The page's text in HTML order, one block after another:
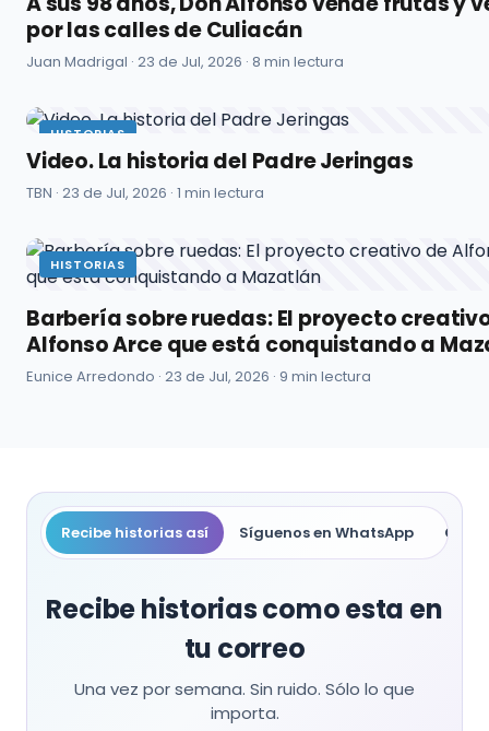
por las calles de Culiacán
Juan Madrigal · 23 de Jul, 2026 · 8 min lectura
HISTORIAS
Video. La historia del Padre Jeringas
TBN · 23 de Jul, 2026 · 1 min lectura
HISTORIAS
Barbería sobre ruedas: El proyecto
Alfonso Arce que está conquistando a
Eunice Arredondo · 23 de Jul, 2026 · 9 min lectura
Recibe historias así Síguenos en WhatsApp
Recibe historias como esta en
tu correo
Una vez por semana. Sin ruido. Sólo lo que
importa.